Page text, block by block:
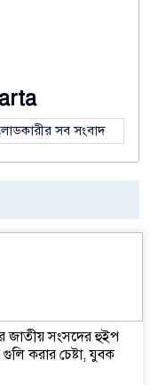
সব সংবাদ
জাতীয় সংসদের হুইপ
করার চেষ্টা, যুবক